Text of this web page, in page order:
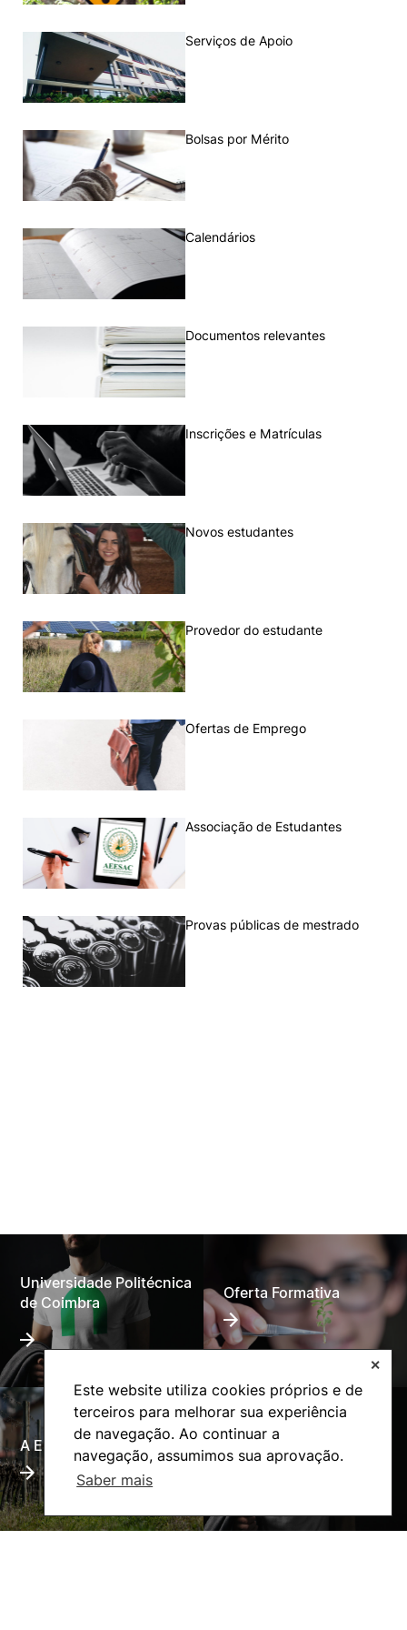
Este website utiliza cookies próprios e de
terceiros para melhorar sua experiência
de navegação. Ao continuar a
navegação, assumimos sua aprovação.
Saber mais
✕
Loja da Agrária
Mudança de Par Instituição/Curso
©2026 Instituto Politécnico de Coimbra. Todos os direitos reservados.
Serviços de Apoio
Bolsas por Mérito
Calendários
Documentos relevantes
Inscrições e Matrículas
Novos estudantes
Provedor do estudante
Ofertas de Emprego
Associação de Estudantes
Provas públicas de mestrado
Universidade Politécnica
de Coimbra
Oferta Formativa
A ESAC Ação Social